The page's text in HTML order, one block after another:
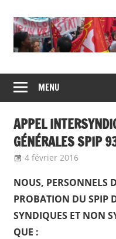
content
de
syndicats
CGT
insertion
probation
MENU
APPEL
GÉNÉRALES SPIP
4 février 2016
NOUS, PERSONNELS
PROBATION DU SPIP
SYNDIQUES ET NON
QUE :